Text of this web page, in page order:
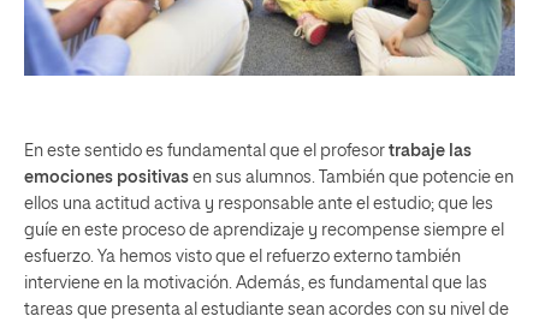
En este sentido es fundamental que el profesor trabaje las
emociones positivas en sus alumnos. También que potencie en
ellos una actitud activa y responsable ante el estudio; que les
guíe en este proceso de aprendizaje y recompense siempre el
esfuerzo. Ya hemos visto que el refuerzo externo también
interviene en la motivación. Además, es fundamental que las
tareas que presenta al estudiante sean acordes con su nivel de